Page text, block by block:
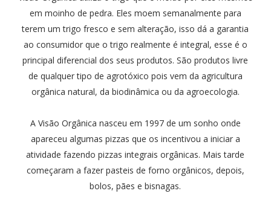
em moinho de pedra. Eles moem semanalmente para
terem um trigo fresco e sem alteração, isso dá a garantia
ao consumidor que o trigo realmente é integral, esse é o
principal diferencial dos seus produtos. São produtos livre
de qualquer tipo de agrotóxico pois vem da agricultura
orgânica natural, da biodinâmica ou da agroecologia.
A Visão Orgânica nasceu em 1997 de um sonho onde
apareceu algumas pizzas que os incentivou a iniciar a
atividade fazendo pizzas integrais orgânicas. Mais tarde
começaram a fazer pasteis de forno orgânicos, depois,
bolos, pães e bisnagas.